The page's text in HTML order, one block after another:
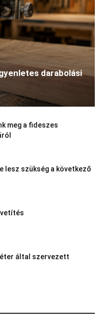
darabolási
meg a fideszes
lesz szükség a következő
által szervezett